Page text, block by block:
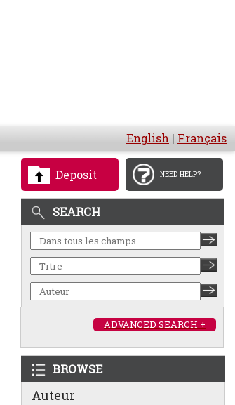
English | Français
Deposit NEED HELP?
SEARCH
ADVANCED SEARCH +
BROWSE
Auteur